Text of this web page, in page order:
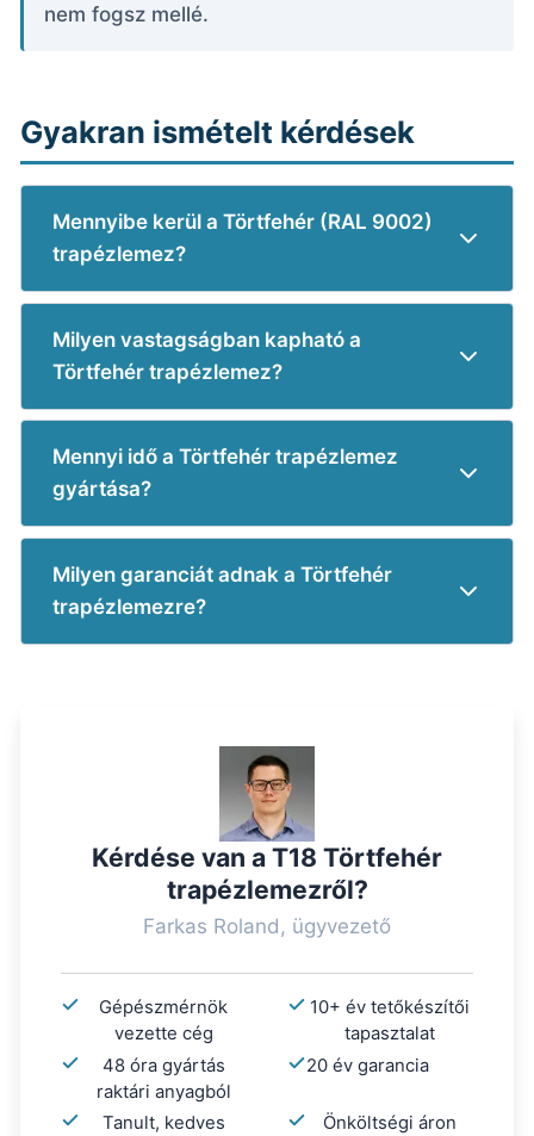
nem fogsz mellé.
Gyakran ismételt kérdések
Mennyibe kerül a Törtfehér (RAL 9002)
trapézlemez?
Milyen vastagságban kapható a
Törtfehér trapézlemez?
Mennyi idő a Törtfehér trapézlemez
gyártása?
Milyen garanciát adnak a Törtfehér
trapézlemezre?
Kérdése van a T18 Törtfehér
trapézlemezről?
Farkas Roland, ügyvezető
Gépészmérnök
vezette cég
10+ év tetőkészítői
tapasztalat
48 óra gyártás
raktári anyagból
20 év garancia
Tanult, kedves
Önköltségi áron